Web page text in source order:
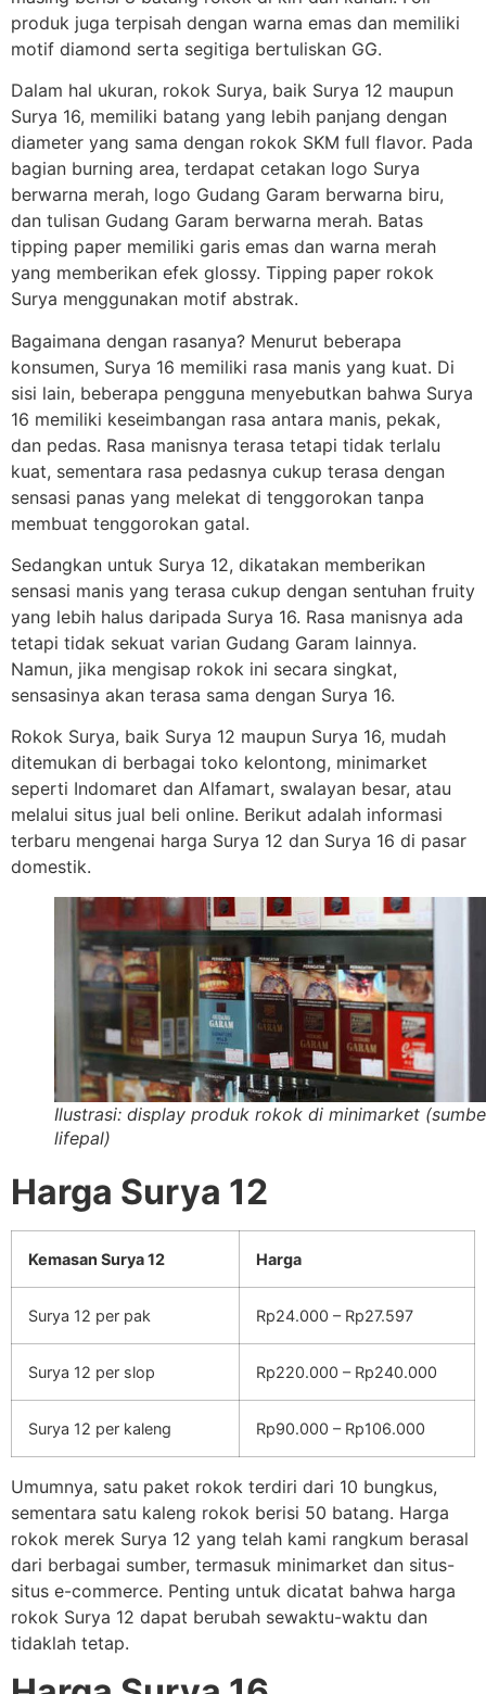
produk juga terpisah dengan warna emas dan memiliki
motif diamond serta segitiga bertuliskan GG.
Dalam hal ukuran, rokok Surya, baik Surya 12 maupun
Surya 16, memiliki batang yang lebih panjang dengan
diameter yang sama dengan rokok SKM full flavor. Pada
bagian burning area, terdapat cetakan logo Surya
berwarna merah, logo Gudang Garam berwarna biru,
dan tulisan Gudang Garam berwarna merah. Batas
tipping paper memiliki garis emas dan warna merah
yang memberikan efek glossy. Tipping paper rokok
Surya menggunakan motif abstrak.
Bagaimana dengan rasanya? Menurut beberapa
konsumen, Surya 16 memiliki rasa manis yang kuat. Di
sisi lain, beberapa pengguna menyebutkan bahwa Surya
16 memiliki keseimbangan rasa antara manis, pekak,
dan pedas. Rasa manisnya terasa tetapi tidak terlalu
kuat, sementara rasa pedasnya cukup terasa dengan
sensasi panas yang melekat di tenggorokan tanpa
membuat tenggorokan gatal.
Sedangkan untuk Surya 12, dikatakan memberikan
sensasi manis yang terasa cukup dengan sentuhan fruity
yang lebih halus daripada Surya 16. Rasa manisnya ada
tetapi tidak sekuat varian Gudang Garam lainnya.
Namun, jika mengisap rokok ini secara singkat,
sensasinya akan terasa sama dengan Surya 16.
Rokok Surya, baik Surya 12 maupun Surya 16, mudah
ditemukan di berbagai toko kelontong, minimarket
seperti Indomaret dan Alfamart, swalayan besar, atau
melalui situs jual beli online. Berikut adalah informasi
terbaru mengenai harga Surya 12 dan Surya 16 di pasar
domestik.
Ilustrasi: display produk rokok di minimarket
lifepal)
Harga Surya 12
Kemasan Surya 12 Harga
Surya 12 per pak Rp24.000 – Rp27.597
Surya 12 per slop Rp220.000 – Rp240.000
Surya 12 per kaleng Rp90.000 – Rp106.000
Umumnya, satu paket rokok terdiri dari 10 bungkus,
sementara satu kaleng rokok berisi 50 batang. Harga
rokok merek Surya 12 yang telah kami rangkum berasal
dari berbagai sumber, termasuk minimarket dan situs-
situs e-commerce. Penting untuk dicatat bahwa harga
rokok Surya 12 dapat berubah sewaktu-waktu dan
tidaklah tetap.